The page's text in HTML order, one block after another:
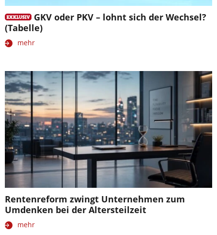
GKV oder PKV – lohnt sich der Wechsel?
(Tabelle)
mehr
Rentenreform zwingt Unternehmen zum
Umdenken bei der Altersteilzeit
mehr